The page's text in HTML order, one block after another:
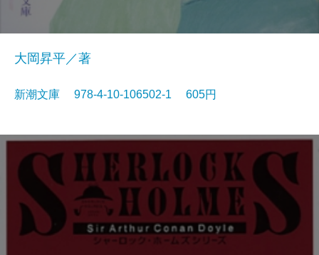
大岡昇平／著
新潮文庫 978-4-10-106502-1 605円